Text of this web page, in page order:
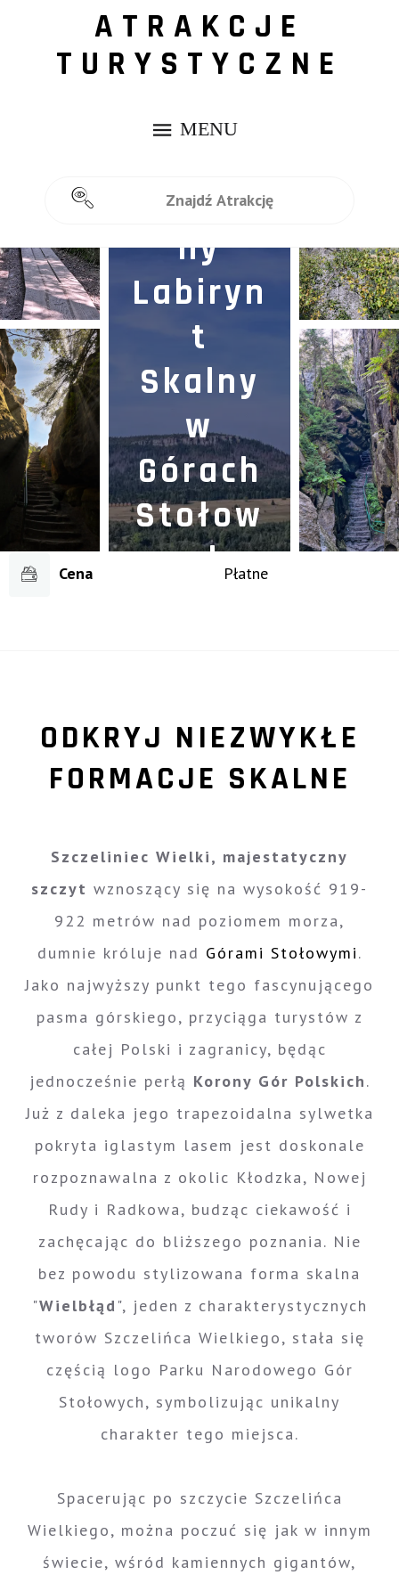
ATRAKCJE
TURYSTYCZNE
Szczeli
niec
Magicz
ny
Labiryn
t
Skalny
w
Górach
Stołow
ych
Cena Płatne
ODKRYJ NIEZWYKŁE
FORMACJE SKALNE
Szczeliniec Wielki, majestatyczny
szczyt wznoszący się na wysokość 919-
922 metrów nad poziomem morza,
dumnie króluje nad Górami Stołowymi.
Jako najwyższy punkt tego fascynującego
pasma górskiego, przyciąga turystów z
całej Polski i zagranicy, będąc
jednocześnie perłą Korony Gór Polskich.
Już z daleka jego trapezoidalna sylwetka
pokryta iglastym lasem jest doskonale
rozpoznawalna z okolic Kłodzka, Nowej
Rudy i Radkowa, budząc ciekawość i
zachęcając do bliższego poznania. Nie
bez powodu stylizowana forma skalna
"Wielbłąd ", jeden z charakterystycznych
tworów Szczelińca Wielkiego, stała się
częścią logo Parku Narodowego Gór
Stołowych, symbolizując unikalny
charakter tego miejsca.
Spacerując po szczycie Szczelińca
Wielkiego, można poczuć się jak w innym
świecie, wśród kamiennych gigantów,